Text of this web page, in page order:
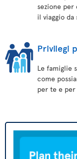
sezione
il viaggio da
Privilegi
Le famiglie
come
per te e